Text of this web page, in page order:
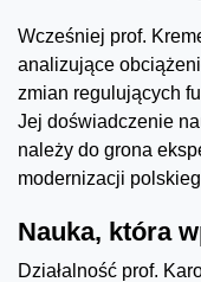
Wcześniej prof.
analizujące
zmian regulujących
Jej doświadczenie
należy do grona
modernizacji
Nauka, która
Działalność prof.